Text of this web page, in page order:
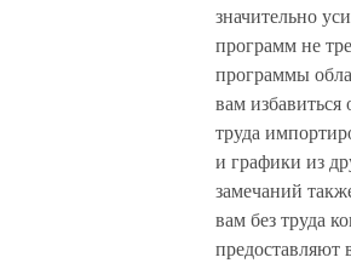
значительно
программ не
программы
вам
труда
и графики из
замечаний
вам без труда
предоставляют